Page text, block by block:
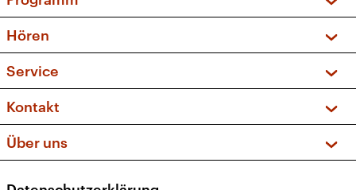
Sendungen und Podcasts
Musikliste
Kakadu – Das Kinderprogramm
Hören
Frequenzen (UKW + DAB+)
Service
FAQ
Apps
Newsletter
Kontakt
Social Media
Über uns